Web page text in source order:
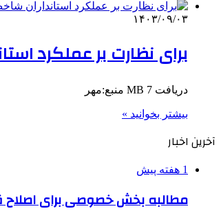
۱۴۰۳/۰۹/۰۳
برای نظارت بر عملکرد
دریافت 7 MB منبع:مهر
بیشتر بخوانید »
آخرین اخبار
1 هفته پیش
مطالبه بخش خصوصی برای اصلاح